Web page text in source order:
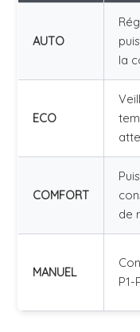
AUTO
la
ECO
COMFORT
de
MANUEL
P1-